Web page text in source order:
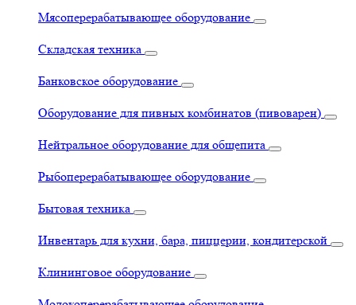
Мясоперерабатывающее оборудование
Складская техника
Банковское оборудование
Оборудование для пивных комбинатов (пивоварен)
Нейтральное оборудование для общепита
Рыбоперерабатывающее оборудование
Бытовая техника
Инвентарь для кухни, бара, пиццерии, кондитерской
Клининговое оборудование